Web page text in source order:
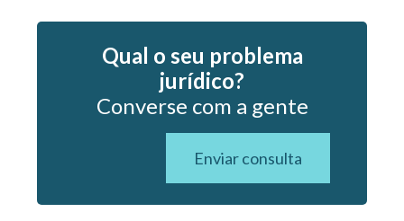
Qual o seu problema
jurídico?
Converse com a gente
Enviar consulta